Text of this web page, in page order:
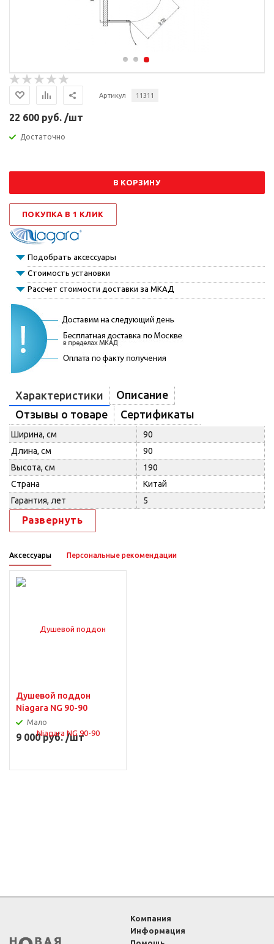
Артикул 11311
22 600 руб. /шт
Достаточно
В КОРЗИНУ
ПОКУПКА В 1 КЛИК
Подобрать аксессуары
Стоимость установки
Рассчет стоимости доставки за МКАД
Характеристики
Описание
Отзывы о товаре
Сертификаты
Ширина, см
90
Длина, см
90
Высота, см
190
Страна
Китай
Гарантия, лет
5
Развернуть
Аксессуары Персональные рекомендации
Душевой поддон
Niagara NG 90-90
Мало
9 000 руб. /шт
Компания
Информация